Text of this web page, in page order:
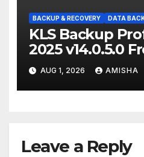
BACKUP & RECOVERY DATA
KLS Backup
2025 v14.0.5.0
Full Terbaru
AUG 1, 2026 AMISHA
Leave a Reply